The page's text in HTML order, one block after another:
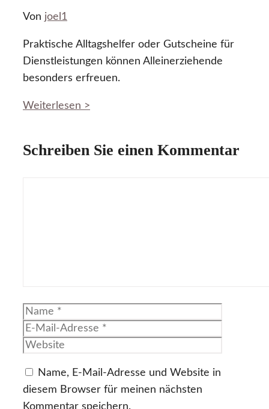
Von joel1
Praktische Alltagshelfer oder Gutscheine für
Dienstleistungen können Alleinerziehende
besonders erfreuen.
Weiterlesen >
Schreiben Sie einen Kommentar
Name
Name, E-Mail-Adresse und Website in
diesem Browser für meinen nächsten
Kommentar speichern.